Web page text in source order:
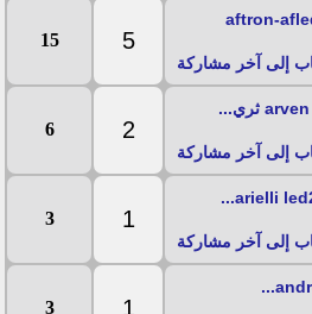
5
15
2
6
1
3
1
3